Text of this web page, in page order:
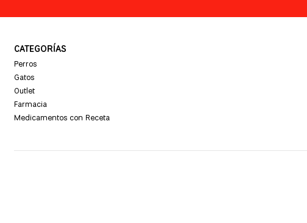
CATEGORÍAS
Perros
Gatos
Outlet
Farmacia
Medicamentos con Receta